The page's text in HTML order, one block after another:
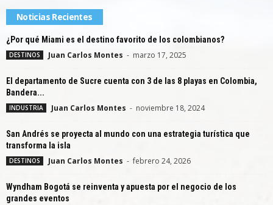
Noticias Recientes
¿Por qué Miami es el destino favorito de los colombianos?
DESTINOS Juan Carlos Montes - marzo 17, 2025
El departamento de Sucre cuenta con 3 de las 8 playas en Colombia,
Bandera...
INDUSTRIA Juan Carlos Montes - noviembre 18, 2024
San Andrés se proyecta al mundo con una estrategia turística que
transforma la isla
DESTINOS Juan Carlos Montes - febrero 24, 2026
Wyndham Bogotá se reinventa y apuesta por el negocio de los
grandes eventos